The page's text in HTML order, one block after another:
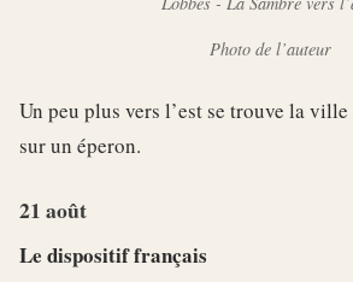
Photo de l’auteur
Un peu plus vers l’est se trouve la
sur un éperon.
21 août
Le dispositif français